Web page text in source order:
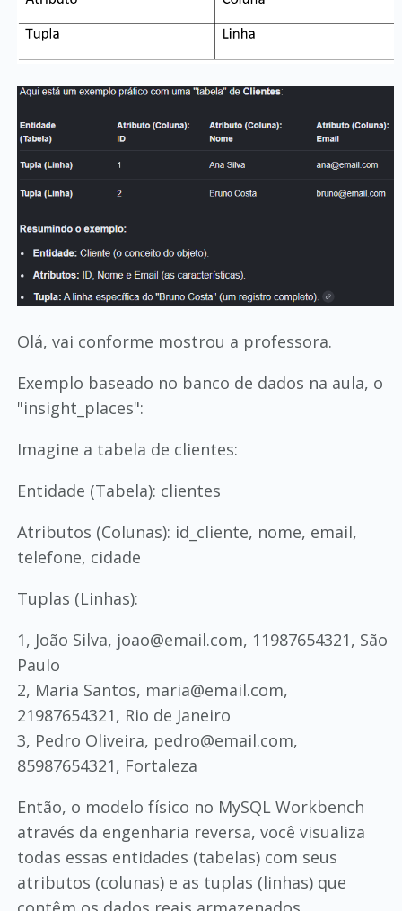
Olá, vai conforme mostrou a professora.
Exemplo baseado no banco de dados na aula, o
"insight_places":
Imagine a tabela de clientes:
Entidade (Tabela): clientes
Atributos (Colunas): id_cliente, nome, email,
telefone, cidade
Tuplas (Linhas):
1, João Silva, joao@email.com, 11987654321, São
Paulo
2, Maria Santos, maria@email.com,
21987654321, Rio de Janeiro
3, Pedro Oliveira, pedro@email.com,
85987654321, Fortaleza
Então, o modelo físico no MySQL Workbench
através da engenharia reversa, você visualiza
todas essas entidades (tabelas) com seus
atributos (colunas) e as tuplas (linhas) que